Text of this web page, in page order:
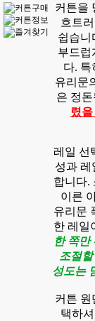
커튼을
흐트
쉽습니
부드럽
다. 특
유리문
은 정
렸
레일 선
성과 레
합니다.
이른
유리문
한 레일
한 쪽만
조절
성도는
커튼 원
택하